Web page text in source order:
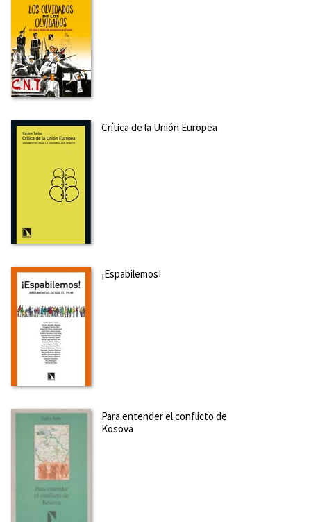
Crítica de la Unión Europea
¡Espabilemos!
Para entender el conflicto de
Kosova